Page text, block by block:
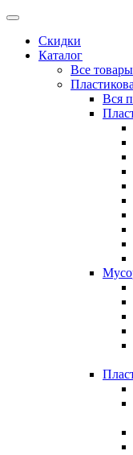
Скидки
Каталог
Все товары
Вся